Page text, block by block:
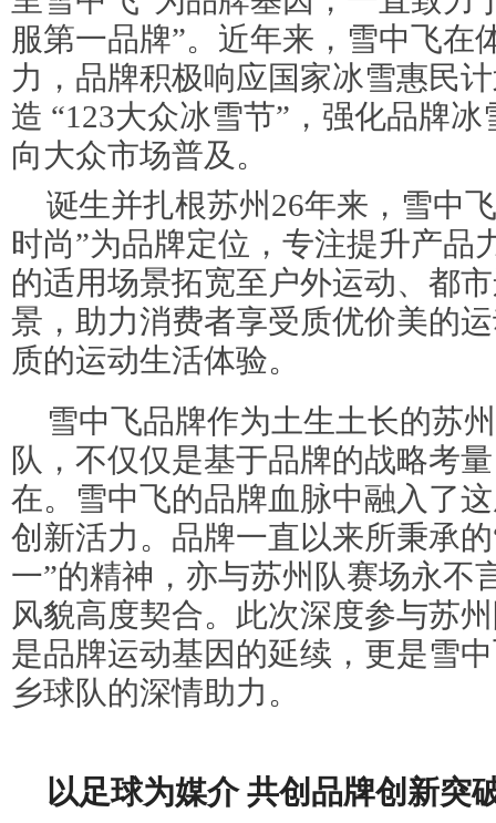
服第一品牌”。近年来，雪中飞在
力，品牌积极响应国家冰雪惠民
造 “123大众冰雪节”，强化品牌
向大众市场普及。
诞生并扎根苏州26年来，雪中
时尚”为品牌定位，专注提升产品
的适用场景拓宽至户外运动、都
景，助力消费者享受质优价美的
质的运动生活体验。
雪中飞品牌作为土生土长的苏
队，不仅仅是基于品牌的战略考
在。雪中飞的品牌血脉中融入了
创新活力。品牌一直以来所秉承
一”的精神，亦与苏州队赛场永不
风貌高度契合。此次深度参与苏
是品牌运动基因的延续，更是雪
乡球队的深情助力。
以足球为媒介 共创品牌创新突